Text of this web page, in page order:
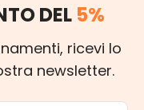
DEL 5%
ricevi lo
newsletter.